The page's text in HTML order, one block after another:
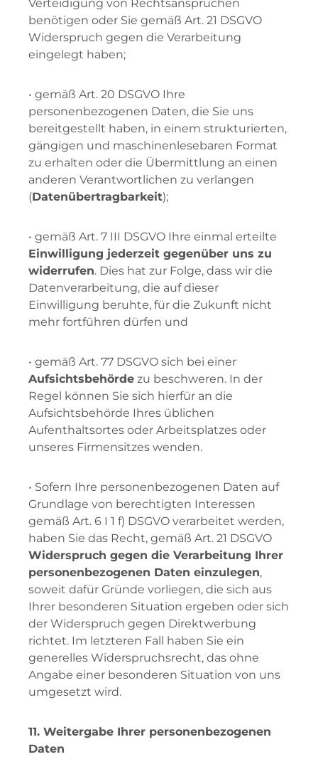
Verteidigung von Rechtsansprüchen
benötigen oder Sie gemäß Art. 21 DSGVO
Widerspruch gegen die Verarbeitung
eingelegt haben;
• gemäß Art. 20 DSGVO Ihre
personenbezogenen Daten, die Sie uns
bereitgestellt haben, in einem strukturierten,
gängigen und maschinenlesebaren Format
zu erhalten oder die Übermittlung an einen
anderen Verantwortlichen zu verlangen
(Datenübertragbarkeit);
• gemäß Art. 7 III DSGVO Ihre einmal erteilte
Einwilligung jederzeit gegenüber uns zu
widerrufen. Dies hat zur Folge, dass wir die
Datenverarbeitung, die auf dieser
Einwilligung beruhte, für die Zukunft nicht
mehr fortführen dürfen und
• gemäß Art. 77 DSGVO sich bei einer
Aufsichtsbehörde zu beschweren. In der
Regel können Sie sich hierfür an die
Aufsichtsbehörde Ihres üblichen
Aufenthaltsortes oder Arbeitsplatzes oder
unseres Firmensitzes wenden.
• Sofern Ihre personenbezogenen Daten auf
Grundlage von berechtigten Interessen
gemäß Art. 6 I 1 f) DSGVO verarbeitet werden,
haben Sie das Recht, gemäß Art. 21 DSGVO
Widerspruch gegen die Verarbeitung Ihrer
personenbezogenen Daten einzulegen,
soweit dafür Gründe vorliegen, die sich aus
Ihrer besonderen Situation ergeben oder sich
der Widerspruch gegen Direktwerbung
richtet. Im letzteren Fall haben Sie ein
generelles Widerspruchsrecht, das ohne
Angabe einer besonderen Situation von uns
umgesetzt wird.
11. Weitergabe Ihrer personenbezogenen
Daten